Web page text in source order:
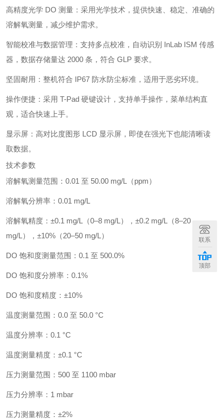
高精度光学 DO 测量：采用光学技术，提供快速、稳定、准确的
溶解氧测量，减少维护需求。
智能校准与数据管理：支持多点校准，自动识别 InLab ISM 传感
器，数据存储量达 2000 条，符合 GLP 要求。
坚固耐用：整机符合 IP67 防水防尘标准，适用于恶劣环境。
操作便捷：采用 T-Pad 硬键设计，支持单手操作，菜单结构直
观，适合快速上手。
显示屏：高对比度图形 LCD 显示屏，即使在强光下也能清晰读
取数据。
技术参数
溶解氧测量范围：0.01 至 50.00 mg/L（ppm）
溶解氧分辨率：0.01 mg/L
溶解氧精度：±0.1 mg/L（0–8 mg/L），±0.2 mg/L（8–20
mg/L），±10%（20–50 mg/L）
DO 饱和度测量范围：0.1 至 500.0%
DO 饱和度分辨率：0.1%
DO 饱和度精度：±10%
温度测量范围：0.0 至 50.0 °C
温度分辨率：0.1 °C
温度测量精度：±0.1 °C
压力测量范围：500 至 1100 mbar
压力分辨率：1 mbar
压力测量精度：±2%
联系
顶部